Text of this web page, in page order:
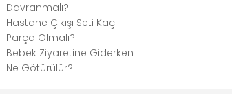
Davranmalı?
Hastane Çıkışı Seti Kaç
Parça Olmalı?
Bebek Ziyaretine Giderken
Ne Götürülür?